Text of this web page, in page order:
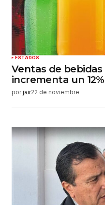
Guardar mi
web en este
haga un comentario.
Enviar comentario
ESTADOS
Ventas de
incrementa un
por jair22 de noviembre